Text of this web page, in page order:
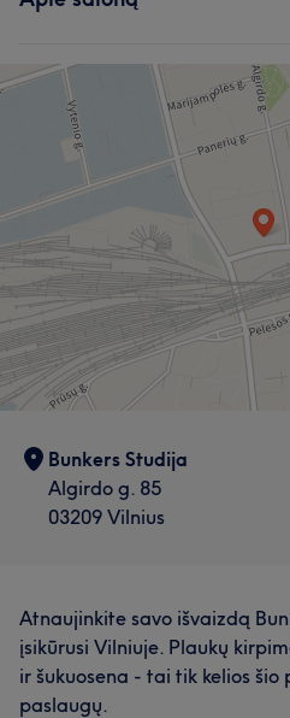
Bunkers Studija
Algirdo g. 85
03209 Vilnius
Atnaujinkite savo išvaizdą
įsikūrusi Vilniuje. Plaukų
ir šukuosena - tai tik kelios šio
paslaugų.